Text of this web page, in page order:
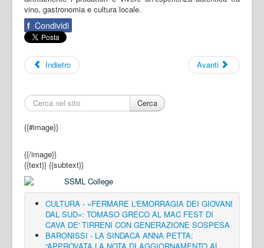
vino, gastronomia e cultura locale.
f Condividi
Indietro Avanti
Cerca
{{#image}}
{{/image}}
{{text}} {{subtext}}
CULTURA - «FERMARE L'EMORRAGIA DEI GIOVANI
DAL SUD»: TOMASO GRECO AL MAC FEST DI
CAVA DE' TIRRENI CON GENERAZIONE SOSPESA
BARONISSI - LA SINDACA ANNA PETTA:
“APPROVATA LA NOTA DI AGGIORNAMENTO AL